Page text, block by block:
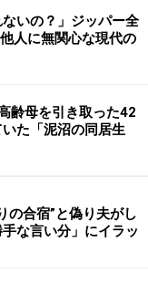
職業選択が、そ
ない」
エを習うと娘は決
やれなかった。だ
ではない。それが
ない。
なった。
ないの？」ジッパー全
人に無関心な現代の
齢母を引き取った42
た「泥沼の同居生
の合宿”と偽り夫がし
な言い分」にイラッ